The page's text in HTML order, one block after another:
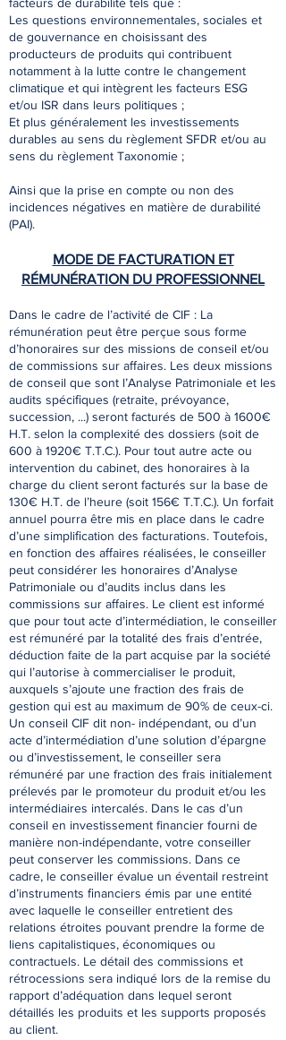
Les questions environnementales, sociales et
de gouvernance en choisissant des
producteurs de produits qui contribuent
notamment à la lutte contre le changement
climatique et qui intègrent les facteurs ESG
et/ou ISR dans leurs politiques ;
Et plus généralement les investissements
durables au sens du règlement SFDR et/ou au
sens du règlement Taxonomie ;
Ainsi que la prise en compte ou non des
incidences négatives en matière de durabilité
(PAI).
MODE DE FACTURATION ET
RÉMUNÉRATION DU PROFESSIONNEL
Dans le cadre de l’activité de CIF : La
rémunération peut être perçue sous forme
d’honoraires sur des missions de conseil et/ou
de commissions sur aﬀaires. Les deux missions
de conseil que sont l’Analyse Patrimoniale et les
audits spéciﬁques (retraite, prévoyance,
succession, ...) seront facturés de 500 à 1600€
H.T. selon la complexité des dossiers (soit de
600 à 1920€ T.T.C.). Pour tout autre acte ou
intervention du cabinet, des honoraires à la
charge du client seront facturés sur la base de
130€ H.T. de l’heure (soit 156€ T.T.C.). Un forfait
annuel pourra être mis en place dans le cadre
d’une simpliﬁcation des facturations. Toutefois,
en fonction des aﬀaires réalisées, le conseiller
peut considérer les honoraires d’Analyse
Patrimoniale ou d’audits inclus dans les
commissions sur aﬀaires. Le client est informé
que pour tout acte d’intermédiation, le conseiller
est rémunéré par la totalité des frais d’entrée,
déduction faite de la part acquise par la société
qui l’autorise à commercialiser le produit,
auxquels s’ajoute une fraction des frais de
gestion qui est au maximum de 90% de ceux-ci.
Un conseil CIF dit non- indépendant, ou d’un
acte d’intermédiation d’une solution d’épargne
ou d’investissement, le conseiller sera
rémunéré par une fraction des frais initialement
prélevés par le promoteur du produit et/ou les
intermédiaires intercalés. Dans le cas d’un
conseil en investissement financier fourni de
manière non-indépendante, votre conseiller
peut conserver les commissions. Dans ce
cadre, le conseiller évalue un éventail restreint
d’instruments ﬁnanciers émis par une entité
avec laquelle le conseiller entretient des
relations étroites pouvant prendre la forme de
liens capitalistiques, économiques ou
contractuels. Le détail des commissions et
rétrocessions sera indiqué lors de la remise du
rapport d’adéquation dans lequel seront
détaillés les produits et les supports proposés
au client.